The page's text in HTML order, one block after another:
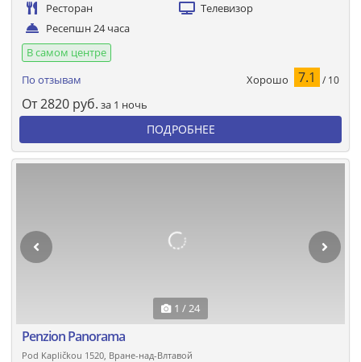
Ресторан
Телевизор
Ресепшн 24 часа
В самом центре
По отзывам
Хорошо 7.1 / 10
От2820 руб. за 1 ночь
ПОДРОБНЕЕ
1 / 24
Penzion Panorama
Pod Kapličkou 1520, Вране-над-Влтавой